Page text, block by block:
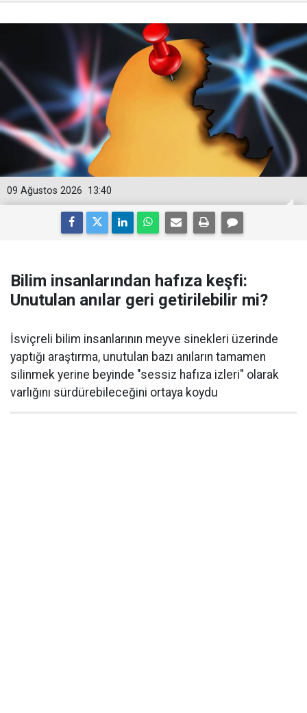
13:40
09 Ağustos 2026
Bilim insanlarından hafıza keşfi:
Unutulan anılar geri getirilebilir mi?
İsviçreli bilim insanlarının meyve sinekleri üzerinde
yaptığı araştırma, unutulan bazı anıların tamamen
silinmek yerine beyinde "sessiz hafıza izleri" olarak
varlığını sürdürebileceğini ortaya koydu